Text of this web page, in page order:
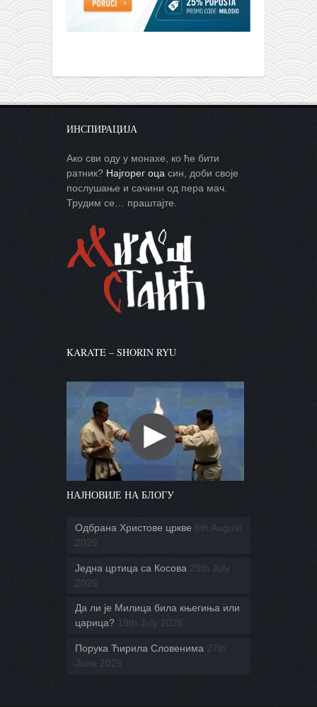
ИНСПИРАЦИЈА
Ако сви оду у монахе, ко ће бити
ратник? Најгорег оца син, доби своје
послушање и сачини од пера мач.
Трудим се… праштајте.
KARATE – SHORIN RYU
НАЈНОВИЈЕ НА БЛОГУ
Одбрана Христове цркве 6th August
2026
Једна цртица са Косова 29th July
2026
Да ли је Милица била књегиња или
царица? 18th July 2026
Порука Ћирила Словенима 27th
June 2026